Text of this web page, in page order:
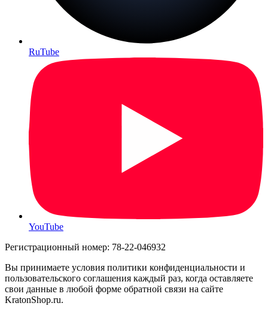
RuTube
YouTube
Регистрационный номер: 78-22-046932
Вы принимаете условия политики конфиденциальности и
пользовательского соглашения каждый раз, когда оставляете
свои данные в любой форме обратной связи на сайте
KratonShop.ru.